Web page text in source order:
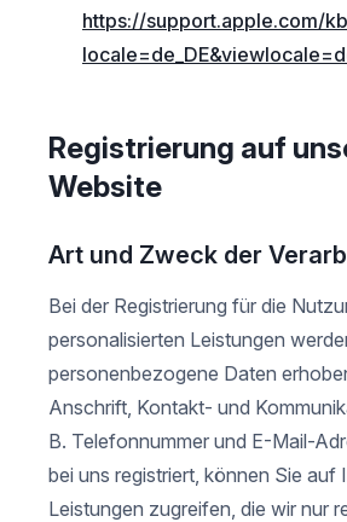
https://support.apple.com/
Registrierung auf
Website
Art und Zweck der
Bei der Registrierung für die
personalisierten Leistungen
personenbezogene Daten
Anschrift, Kontakt- und
B. Telefonnummer und E-Mail-
bei uns registriert, können Sie auf
Leistungen zugreifen, die wir nur